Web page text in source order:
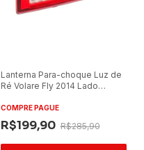
Lanterna Para-choque Luz de
Ré Volare Fly 2014 Lado
COMPRE PAGUE
R$199,90 R$285,90